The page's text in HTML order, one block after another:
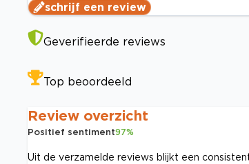
schrijf een review
Geverifieerde reviews
Top beoordeeld
Review overzicht
Positief sentiment97%
Uit de verzamelde reviews blijkt een